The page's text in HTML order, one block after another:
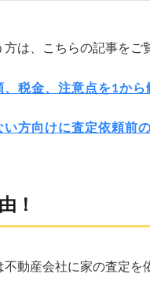
は、こちらの記事をご
税金、注意点を1から
方向けに査定依頼前
！
動産会社に家の査定を